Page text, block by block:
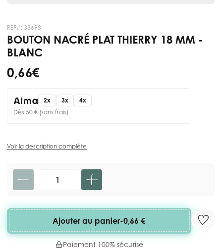
REF#: 33698
BOUTON NACRÉ PLAT THIERRY 18 MM -
BLANC
0,66 €
2x 3x
4x
Dès 50 € (sans frais)
Voir la description complète
Quantité
Ajouter au panier-0,66 €
Paiement 100% sécurisé